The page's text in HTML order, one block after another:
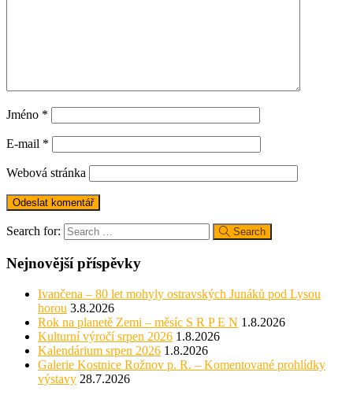
Jméno *
E-mail *
Webová stránka
Search for: Search
Nejnovější příspěvky
Ivančena – 80 let mohyly ostravských Junáků pod Lysou
horou 3.8.2026
Rok na planetě Zemi – měsíc S R P E N 1.8.2026
Kulturní výročí srpen 2026 1.8.2026
Kalendárium srpen 2026 1.8.2026
Galerie Kostnice Rožnov p. R. – Komentované prohlídky
výstavy 28.7.2026